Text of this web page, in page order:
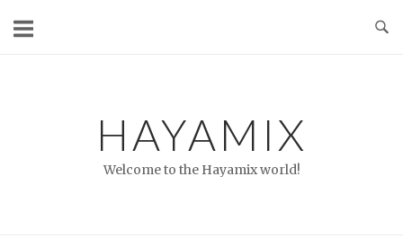
HAYAMIX
Welcome to the Hayamix world!